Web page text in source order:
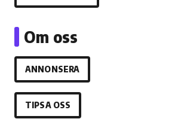
Om oss
ANNONSERA
TIPSA OSS